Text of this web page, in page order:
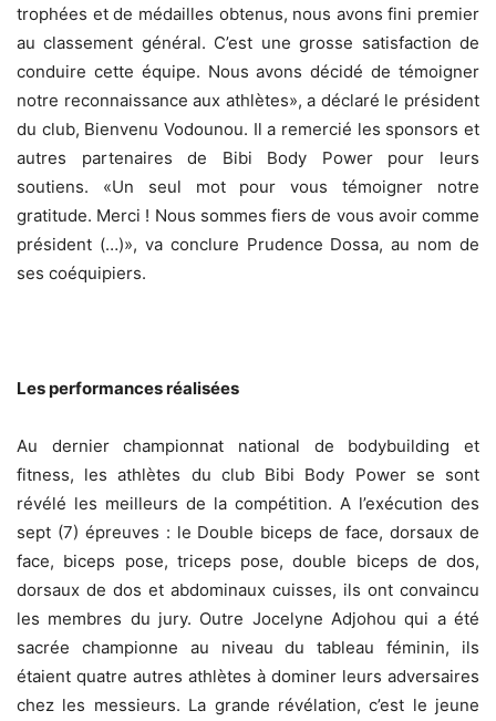
trophées et de médailles obtenus, nous avons fini premier
au classement général. C’est une grosse satisfaction de
conduire cette équipe. Nous avons décidé de témoigner
notre reconnaissance aux athlètes», a déclaré le président
du club, Bienvenu Vodounou. Il a remercié les sponsors et
autres partenaires de Bibi Body Power pour leurs
soutiens. «Un seul mot pour vous témoigner notre
gratitude. Merci ! Nous sommes fiers de vous avoir comme
président (…)», va conclure Prudence Dossa, au nom de
ses coéquipiers.
Les performances réalisées
Au dernier championnat national de bodybuilding et
fitness, les athlètes du club Bibi Body Power se sont
révélé les meilleurs de la compétition. A l’exécution des
sept (7) épreuves : le Double biceps de face, dorsaux de
face, biceps pose, triceps pose, double biceps de dos,
dorsaux de dos et abdominaux cuisses, ils ont convaincu
les membres du jury. Outre Jocelyne Adjohou qui a été
sacrée championne au niveau du tableau féminin, ils
étaient quatre autres athlètes à dominer leurs adversaires
chez les messieurs. La grande révélation, c’est le jeune